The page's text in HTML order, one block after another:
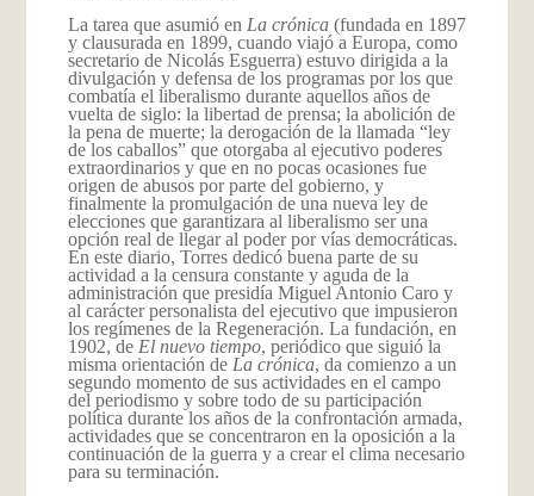
La tarea que asumió en La crónica(fundada en 1897
y clausurada en 1899, cuando viajó a Europa, como
secretario de Nicolás Esguerra) estuvo dirigida a la
divulgación y defensa de los programas por los que
comba­tía el libera­lismo durante aquellos años de
vuelta de siglo: la libertad de prensa; la aboli­ción de
la pena de muerte; la derogación­ de la llamada “ley
de los caballos” que otorgaba al ejecu­tivo poderes
extraor­dinarios y que en no pocas oca­siones fue
origen de abusos por parte del gobierno, y
finalmente la promulga­ción­ de una nueva ley de
elecciones que garantizara al liberalismo ser una
opción real de llegar al poder por vías democráticas.
En este diario, Torres dedicó buena parte de su
actividad a la censura constante y aguda de la
administración que presidía Miguel Antonio Caro y
al carácter personalista del ejecutivo que impusieron
los regímenes de la Regeneración. La fundación, en
1902, de El nuevo tiempo, periódico que siguió la
misma orien­ta­ción de La crónica, da comienzo a un
segundo momento de sus actividades en el campo
del periodismo y sobre todo de su participación
política durante los años de la confrontación armada,
actividades que se concentraron en la oposición a la
continuación de la guerra y a crear el clima necesario
para su terminación.